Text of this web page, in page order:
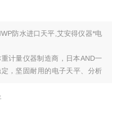
防水进口天平,艾安得仪器*电
计量仪器制造商，日本AND一
，坚固耐用的电子天平、分析
子天平亦荣获了由我国国家技